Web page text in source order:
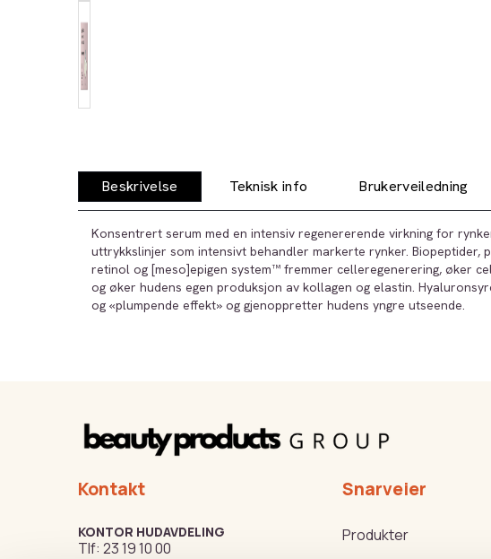
Beskrivelse Teknisk info Brukerveiledning
Konsentrert serum med en intensiv regenererende virkning for
uttrykkslinjer som intensivt behandler markerte rynker. Biopeptider,
retinol og [meso]epigen system™ fremmer celleregenerering, øker
og øker hudens egen produksjon av kollagen og elastin.
og «plumpende effekt» og gjenoppretter hudens yngre utseende.
Kontakt
KONTOR HUDAVDELING
Tlf: 23 19 10 00
Snarveier
Produkter